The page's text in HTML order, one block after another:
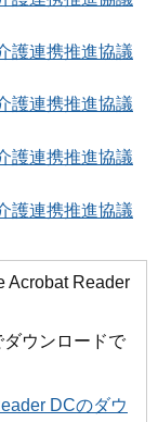
護連携推進協議
護連携推進協議
護連携推進協議
護連携推進協議
Acrobat Reader
ウンロードで
DCのダウ